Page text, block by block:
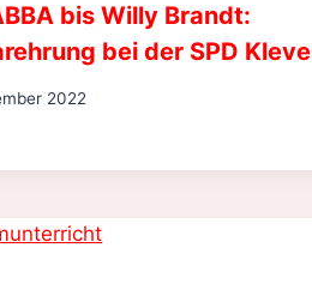
bis Willy Brandt:
bei der SPD Kleve
2022